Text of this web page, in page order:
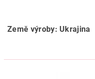
Země výroby: Ukrajina